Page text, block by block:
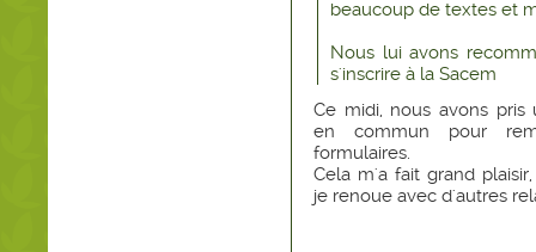
beaucoup de textes et
Nous lui avons
s'inscrire à la Sacem
Ce midi, nous avons pris
en commun pour
formulaires.
Cela m'a fait grand
je renoue avec d'autres